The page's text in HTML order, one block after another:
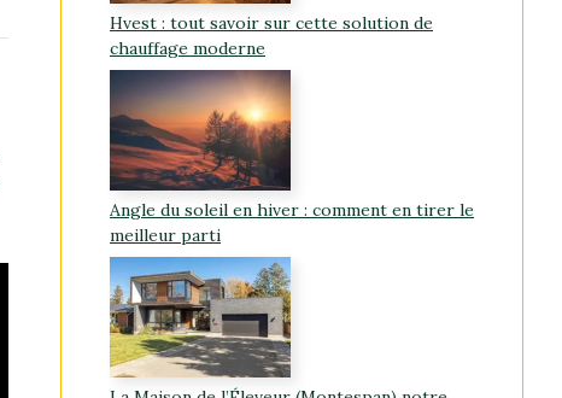
Hvest : tout savoir sur cette solution de
chauffage moderne
Angle du soleil en hiver : comment en tirer le
meilleur parti